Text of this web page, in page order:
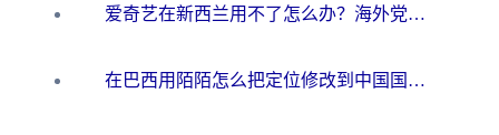
爱奇艺在新西兰用不了怎么办？海外党亲测有效的回国加速方案
在巴西用陌陌怎么把定位修改到中国国内？海外党必看的回国加速全攻略